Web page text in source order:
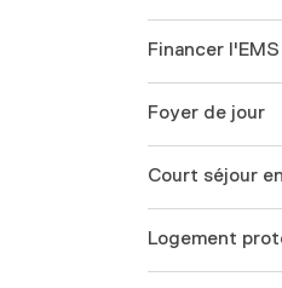
Financer l'EMS
Foyer de jour
Court séjour
Logement